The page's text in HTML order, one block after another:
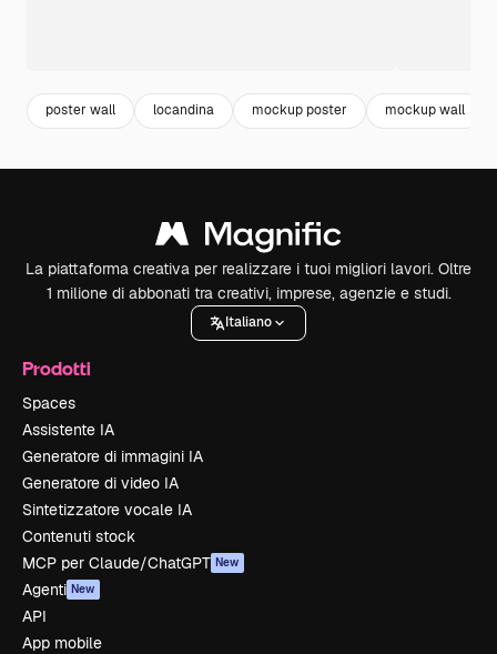
poster wall locandina mockup poster mockup wall
La piattaforma creativa per realizzare i tuoi migliori lavori. Oltre
1 milione di abbonati tra creativi, imprese, agenzie e studi.
Italiano
Prodotti
Spaces
Assistente IA
Generatore di immagini IA
Generatore di video IA
Sintetizzatore vocale IA
Contenuti stock
MCP per Claude/ChatGPT New
Agenti New
API
App mobile